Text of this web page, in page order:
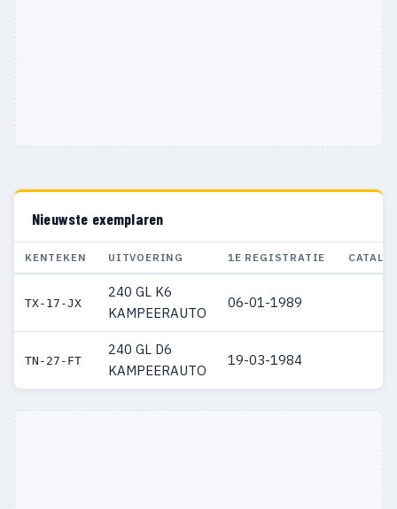
Nieuwste exemplaren
KENTEKEN UITVOERING 1E REGISTRATIE
TX-17-JX
240 GL K6
KAMPEERAUTO
06-01-1989
TN-27-FT
240 GL D6
KAMPEERAUTO
19-03-1984